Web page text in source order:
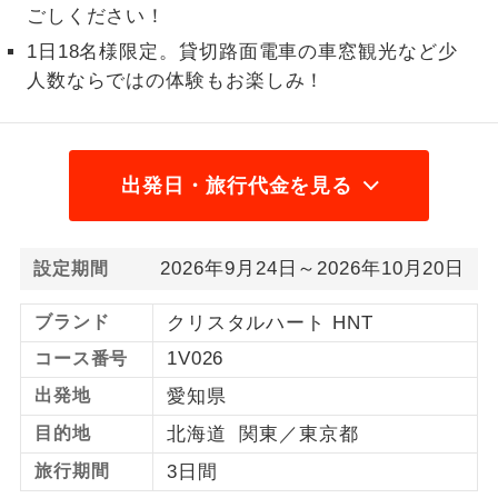
ごしください！
1日18名様限定。貸切路面電車の車窓観光など少
人数ならではの体験もお楽しみ！
出発日・旅行代金を見る
設定期間 2026年9月24日～2026年10月20日
ブランド クリスタルハート HNT
コース番号 1V026
出発地 愛知県
目的地 北海道 関東／東京都
旅行期間 3日間
1名様催行
す。
おひとり様参
おひとり様限定でご参加いただけるコー
1名様1室同代
金
1名様1室利用でも追加料金がかからない
ご夫婦限定
ご夫婦限定でご参加いただけるコースで
す。
女性限定
女性限定でご参加いただけるコースで
す。
年齢制限あり
ご参加にあたり年齢に制限があるコース